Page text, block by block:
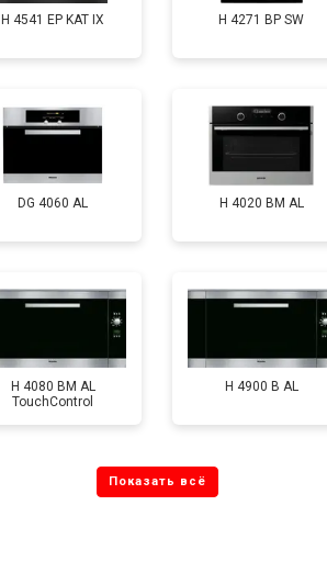
H 4541 EP KAT IX H 4271 BP SW
DG 4060 AL H 4020 BM AL
H 4080 BM AL
TouchControl
H 4900 B AL